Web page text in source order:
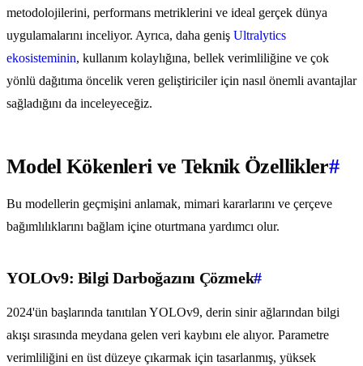
metodolojilerini, performans metriklerini ve ideal gerçek dünya
uygulamalarını inceliyor. Ayrıca, daha geniş Ultralytics
ekosisteminin, kullanım kolaylığına, bellek verimliliğine ve çok
yönlü dağıtıma öncelik veren geliştiriciler için nasıl önemli avantajlar
sağladığını da inceleyeceğiz.
Model Kökenleri ve Teknik Özellikler#
Bu modellerin geçmişini anlamak, mimari kararlarını ve çerçeve
bağımlılıklarını bağlam içine oturtmana yardımcı olur.
YOLOv9: Bilgi Darboğazını Çözmek#
2024'ün başlarında tanıtılan YOLOv9, derin sinir ağlarından bilgi
akışı sırasında meydana gelen veri kaybını ele alıyor. Parametre
verimliliğini en üst düzeye çıkarmak için tasarlanmış, yüksek